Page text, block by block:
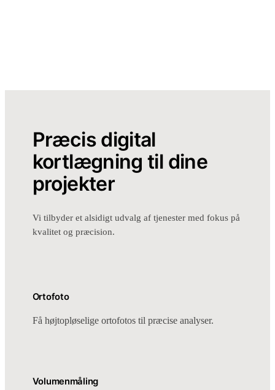
Præcis digital
kortlægning til dine
projekter
Vi tilbyder et alsidigt udvalg af tjenester med fokus på
kvalitet og præcision.
Ortofoto
Få højtopløselige ortofotos til præcise analyser.
Volumenmåling